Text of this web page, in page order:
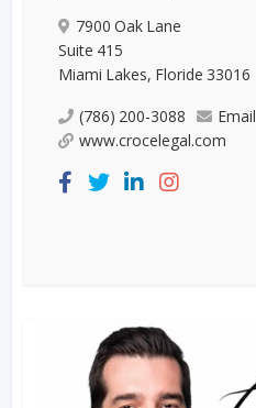
7900 Oak Lane
Suite 415
Miami Lakes, Floride 33016
(786) 200-3088
Email
www.crocelegal.com